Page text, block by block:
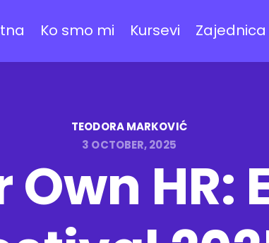
Ko smo mi Kursevi Zajednica
TEODORA MARKOVIĆ
3 OCTOBER, 2025
Own HR: